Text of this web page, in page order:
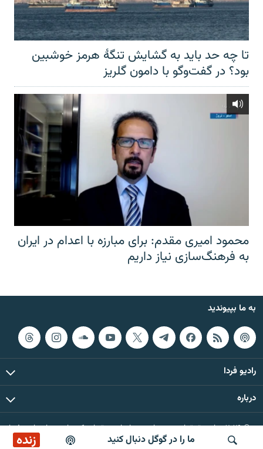
ما را در گوگل دنبال کنید زنده
تا چه حد باید به گشایش تنگهٔ هرمز خوشبین
بود؟ در گفت‌وگو با دامون گلریز
محمود امیری مقدم: برای مبارزه با اعدام در ایران
به فرهنگ‌سازی نیاز داریم
به ما بپیوندید
رادیو فردا
درباره
© ۲۰۲۶ تمام حقوق این وب‌سایت، بر اساس مقررات کپی‌رایت، برای رادیو فردا
محفوظ است.